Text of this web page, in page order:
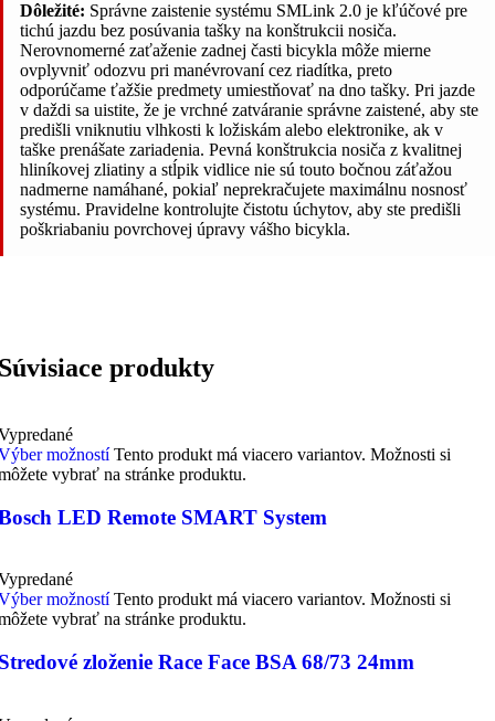
Dôležité: Správne zaistenie systému SMLink 2.0 je kľúčové pre
tichú jazdu bez posúvania tašky na konštrukcii nosiča.
Nerovnomerné zaťaženie zadnej časti bicykla môže mierne
ovplyvniť odozvu pri manévrovaní cez riadítka, preto
odporúčame ťažšie predmety umiestňovať na dno tašky. Pri jazde
v daždi sa uistite, že je vrchné zatváranie správne zaistené, aby ste
predišli vniknutiu vlhkosti k ložiskám alebo elektronike, ak v
taške prenášate zariadenia. Pevná konštrukcia nosiča z kvalitnej
hliníkovej zliatiny a stĺpik vidlice nie sú touto bočnou záťažou
nadmerne namáhané, pokiaľ neprekračujete maximálnu nosnosť
systému. Pravidelne kontrolujte čistotu úchytov, aby ste predišli
poškriabaniu povrchovej úpravy vášho bicykla.
produkty
možností Tento produkt má viacero variantov. Možnosti si
vybrať na stránke produktu.
LED Remote SMART System
možností Tento produkt má viacero variantov. Možnosti si
vybrať na stránke produktu.
zloženie Race Face BSA 68/73 24mm